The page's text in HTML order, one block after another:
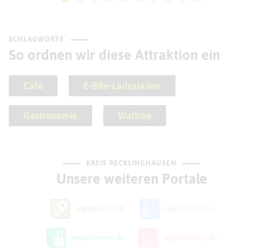
SCHLAGWORTE
So ordnen wir diese Attraktion ein
Café E-Bike-Ladestation
Gastronomie Waltrop
KREIS RECKLINGHAUSEN
Unsere weiteren Portale